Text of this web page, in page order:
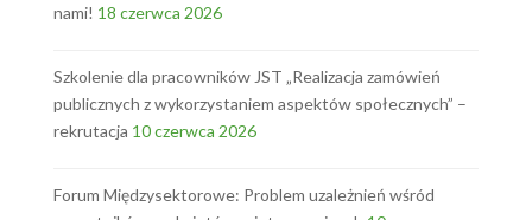
nami! 18 czerwca 2026
Szkolenie dla pracowników JST „Realizacja zamówień
publicznych z wykorzystaniem aspektów społecznych” –
rekrutacja 10 czerwca 2026
Forum Międzysektorowe: Problem uzależnień wśród